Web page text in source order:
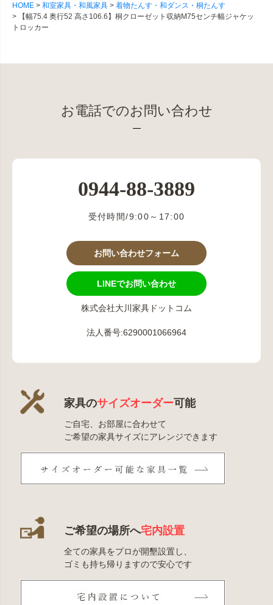
HOME
和室家具・和風家具
着物たんす・和ダンス・桐たんす
【幅75.4 奥行52 高さ106.6】桐クローゼット収納M75センチ幅ジャケッ
トロッカー
お電話でのお問い合わせ
0944-88-3889
受付時間/9:00～17:00
お問い合わせフォーム
LINEでお問い合わせ
株式会社大川家具ドットコム
法人番号:6290001066964
家具のサイズオーダー可能
ご自宅、お部屋に合わせて
ご希望の家具サイズにアレンジできます
ご希望の場所へ宅内設置
全ての家具をプロが開墾設置し、
ゴミも持ち帰りますので安心です